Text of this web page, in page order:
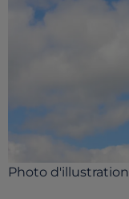
Photo d'illustration